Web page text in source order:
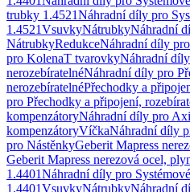
trubky 1.4521Náhradní díly pro
1.4521VsuvkyNátrubkyNáhradní
NátrubkyRedukceNáhradní díly
pro KolenaT tvarovkyNáhradní
nerozebíratelnéNáhradní díly pro
nerozebíratelnéPřechodky a
pro Přechodky a připojení,
kompenzátoryNáhradní díly pro
kompenzátoryVíčkaNáhradní díly
pro NástěnkyGeberit Mapress
Geberit Mapress nerezová ocel,
1.4401Náhradní díly pro
1.4401VsuvkyNátrubkyNáhradní